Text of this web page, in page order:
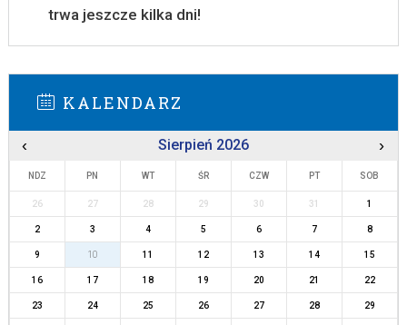
trwa jeszcze kilka dni!
KALENDARZ
‹ Sierpień 2026 ›
NDZ PN WT ŚR CZW PT SOB
26 27 28 29 30 31 1
2 3 4 5 6 7 8
9 10 11 12 13 14 15
16 17 18 19 20 21 22
23 24 25 26 27 28 29